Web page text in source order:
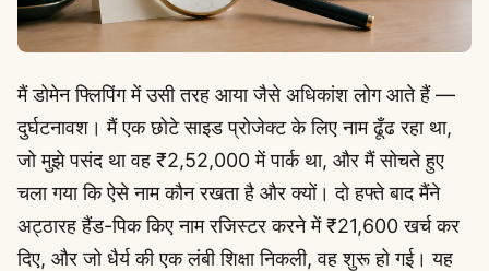
मैं डोमेन फ्लिपिंग में उसी तरह आया जैसे अधिकांश लोग आते हैं —
दुर्घटनावश। मैं एक छोटे साइड प्रोजेक्ट के लिए नाम ढूँढ रहा था,
जो मुझे पसंद था वह ₹2,52,000 में पार्क था, और मैं सोचते हुए
चला गया कि ऐसे नाम कौन रखता है और क्यों। दो हफ्ते बाद मैंने
अट्ठारह हैंड-पिक किए नाम रजिस्टर करने में ₹21,600 खर्च कर
दिए, और जो धैर्य की एक लंबी शिक्षा निकली, वह शुरू हो गई। यह